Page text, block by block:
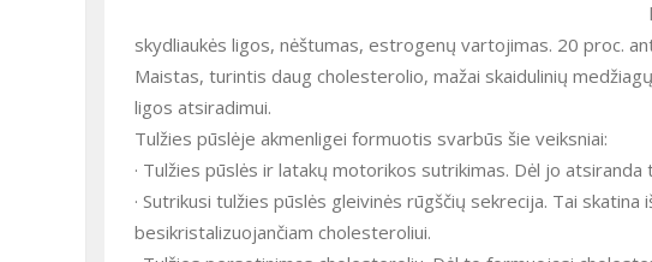
skydliaukės ligos, nėštumas, estrogenų vartojimas. 20 proc.
Maistas, turintis daug cholesterolio, mažai skaidulinių
ligos atsiradimui.
Tulžies pūslėje akmenligei formuotis svarbūs šie veiksniai:
· Tulžies pūslės ir latakų motorikos sutrikimas. Dėl jo
· Sutrikusi tulžies pūslės gleivinės rūgščių sekrecija. Tai
besikristalizuojančiam cholesteroliui.